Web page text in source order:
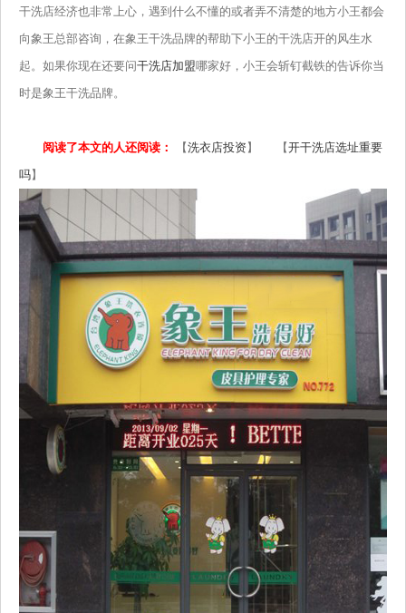
干洗店经济也非常上心，遇到什么不懂的或者弄不清楚的地方小王都会
向象王总部咨询，在象王干洗品牌的帮助下小王的干洗店开的风生水
起。如果你现在还要问干洗店加盟哪家好，小王会斩钉截铁的告诉你当
时是象王干洗品牌。
阅读了本文的人还阅读： 【洗衣店投资 】 【开干洗店选址重要
吗】